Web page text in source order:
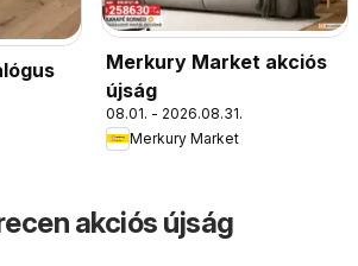
Merkury Market akciós
újság
08.01. - 2026.08.31.
Merkury Market
akciós újság